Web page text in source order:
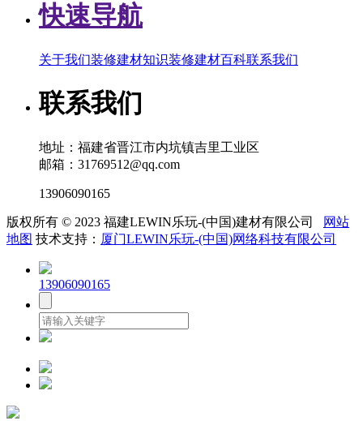
快速导航
关于我们装修建材知识装修建材百科联系我们
联系我们
地址：福建省晋江市内坑镇吉里工业区
邮箱：31769512@qq.com
13906090165
版权所有 © 2023 福建LEWIN乐玩-(中国)建材有限公司
网站
地图 技术支持： 厦门LEWIN乐玩-(中国)网络科技有限公司
13906090165